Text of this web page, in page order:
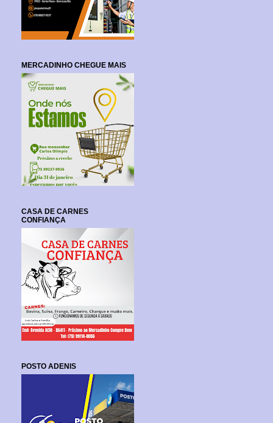
MERCADINHO CHEGUE MAIS
CASA DE CARNES
CONFIANÇA
POSTO ADENIS